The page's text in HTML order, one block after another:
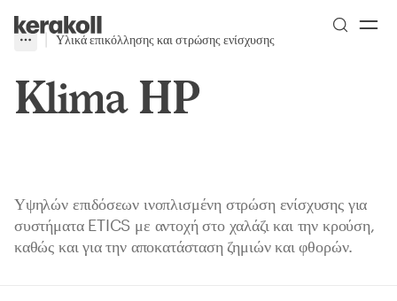
Go to Homepage
More
Toggle menu
Υλικά επικόλλησης και στρώσης ενίσχυσης
Klima HP
Υψηλών επιδόσεων ινοπλισμένη στρώση ενίσχυσης για
συστήματα ETICS με αντοχή στο χαλάζι και την κρούση,
καθώς και για την αποκατάσταση ζημιών και φθορών.